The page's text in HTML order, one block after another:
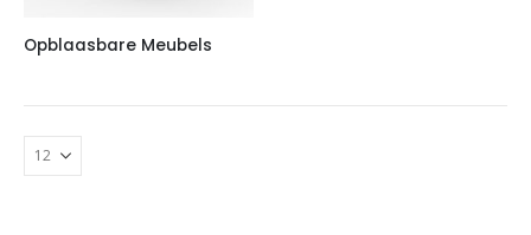
Opblaasbare Meubels